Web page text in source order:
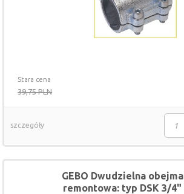
Stara cena
39,75 PLN
szczegóły
GEBO Dwudzielna obejma
remontowa: typ DSK 3/4"